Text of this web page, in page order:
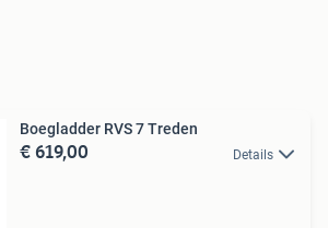
Boegladder RVS 7 Treden
€ 619,00 Details